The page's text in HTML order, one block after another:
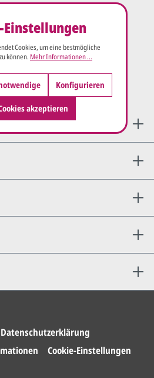
Datenschutzerklärung
Cookie-Einstellungen
Einstellungen
Cookies, um eine bestmögliche
können. Mehr Informationen ...
Konfigurieren
akzeptieren